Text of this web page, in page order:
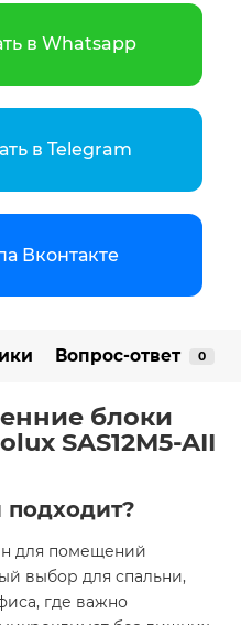
в Whatsapp
в Telegram
Вконтакте
Вопрос-ответ 0
блоки
SAS12M5-AII
для помещений
выбор для спальни,
где важно